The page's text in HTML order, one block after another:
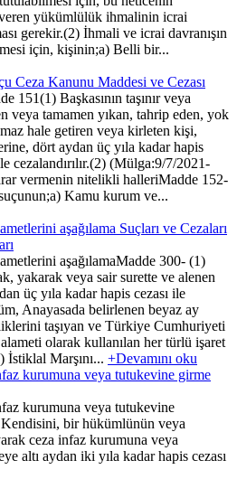
yükümlülük ihmalinin icrai
gerekir.(2) İhmali ve icrai davranışın
için, kişinin;a) Belli bir...
Ceza Kanunu Maddesi ve Cezası
151(1) Başkasının taşınır veya
veya tamamen yıkan, tahrip eden, yok
hale getiren veya kirleten kişi,
dört aydan üç yıla kadar hapis
cezalandırılır.(2) (Mülga:9/7/2021-
vermenin nitelikli halleriMadde 152-
Kamu kurum ve...
aşağılama Suçları ve Cezaları
aşağılamaMadde 300- (1)
yakarak veya sair surette ve alenen
üç yıla kadar hapis cezası ile
Anayasada belirlenen beyaz ay
taşıyan ve Türkiye Cumhuriyeti
olarak kullanılan her türlü işaret
İstiklal Marşını... +Devamını oku
kurumuna veya tutukevine girme
kurumuna veya tutukevine
bir hükümlünün veya
ceza infaz kurumuna veya
altı aydan iki yıla kadar hapis cezası